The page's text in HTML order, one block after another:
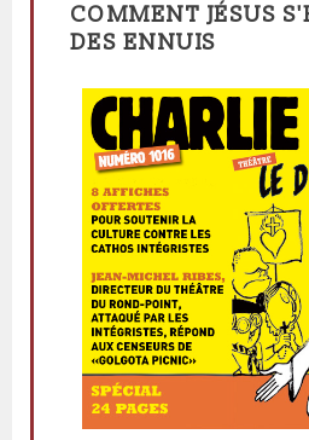
COMMENT JÉSUS
DES ENNUIS